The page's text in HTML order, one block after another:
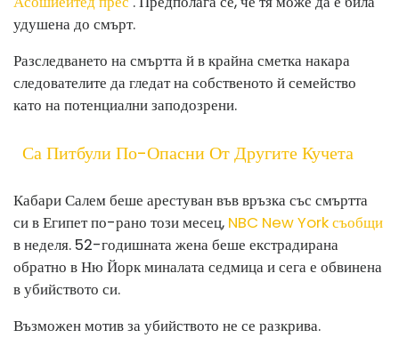
удушена до смърт.
Разследването на смъртта й в крайна сметка накара
следователите да гледат на собственото й семейство
като на потенциални заподозрени.
Са Питбули По-Опасни От Другите Кучета
Кабари Салем беше арестуван във връзка със смъртта
си в Египет по-рано този месец, NBC New York съобщи
в неделя. 52-годишната жена беше екстрадирана
обратно в Ню Йорк миналата седмица и сега е обвинена
в убийството си.
Възможен мотив за убийството не се разкрива.